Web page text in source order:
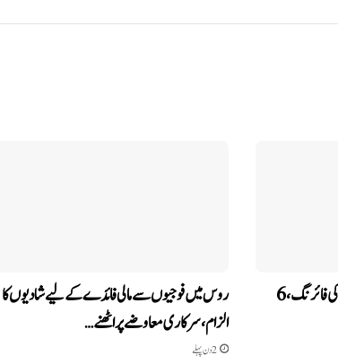
تھائی لینڈ کے اسکول میں طالب علم کی فائرنگ، 6
روس میں فوجیوں سے مالی فائدے کے لیے شادیوں کا
الزام، سرکاری معاوضے پر اٹھنے…
2 دن پہلے